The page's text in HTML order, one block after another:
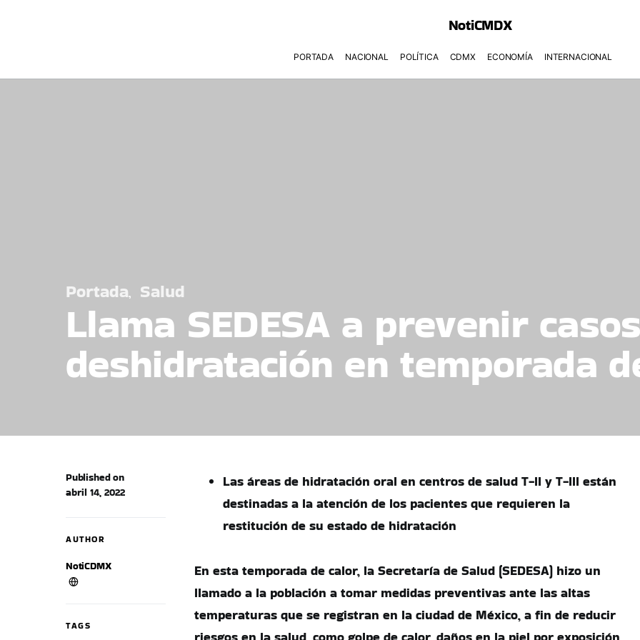
NotiCMDX
PORTADA NACIONAL POLÍTICA CDMX ECONOMÍA INTERNACIONAL
Portada Salud
Llama SEDESA a prevenir
deshidratación en temporada
Published on
abril 14, 2022
AUTHOR
NotiCDMX
TAGS
Las áreas de hidratación oral en centros de salud T-II y T-III están
destinadas a la atención de los pacientes que requieren la
restitución de su estado de hidratación
En esta temporada de calor, la Secretaría de Salud (SEDESA) hizo un
llamado a la población a tomar medidas preventivas ante las altas
temperaturas que se registran en la ciudad de México, a fin de reducir